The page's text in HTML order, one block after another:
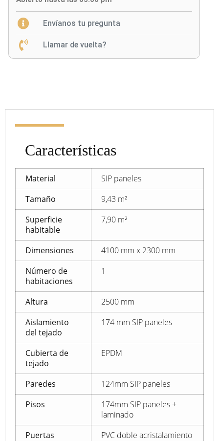
Envíanos tu pregunta
Llamar de vuelta?
Características
Material
SIP paneles
Tamaño
9,43 m²
Superficie
habitable
7,90 m²
Dimensiones
4100 mm x 2300 mm
Número de
habitaciones
1
Altura
2500 mm
Aislamiento
del tejado
174 mm SIP paneles
Cubierta de
tejado
EPDM
Paredes
124mm SIP paneles
Pisos
174mm SIP paneles +
laminado
Puertas
PVC doble acristalamiento